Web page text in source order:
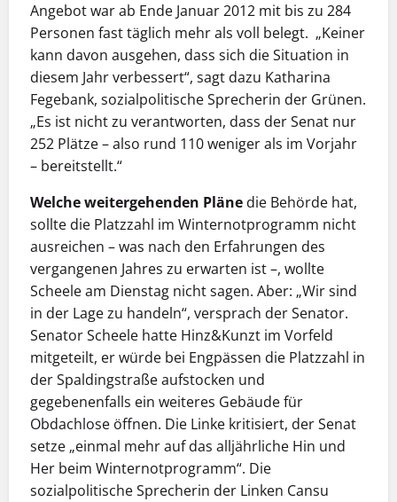
Angebot war ab Ende Januar 2012 mit bis zu 284
Personen fast täglich mehr als voll belegt. „Keiner
kann davon ausgehen, dass sich die Situation in
diesem Jahr verbessert“, sagt dazu Katharina
Fegebank, sozialpolitische Sprecherin der Grünen.
„Es ist nicht zu verantworten, dass der Senat nur
252 Plätze – also rund 110 weniger als im Vorjahr
– bereitstellt.“
Welche weitergehenden Pläne die Behörde hat,
sollte die Platzzahl im Winternotprogramm nicht
ausreichen – was nach den Erfahrungen des
vergangenen Jahres zu erwarten ist –, wollte
Scheele am Dienstag nicht sagen. Aber: „Wir sind
in der Lage zu handeln“, versprach der Senator.
Senator Scheele hatte Hinz&Kunzt im Vorfeld
mitgeteilt, er würde bei Engpässen die Platzzahl in
der Spaldingstraße aufstocken und
gegebenenfalls ein weiteres Gebäude für
Obdachlose öffnen. Die Linke kritisiert, der Senat
setze „einmal mehr auf das alljährliche Hin und
Her beim Winternotprogramm“. Die
sozialpolitische Sprecherin der Linken Cansu